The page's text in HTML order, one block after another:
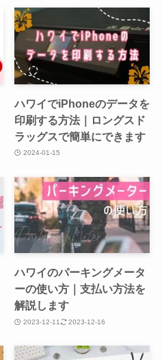
ハワイでiPhoneのデータを
印刷する方法｜ロングスド
ラッグスで簡単にできます
2024-01-15
ハワイのパーキングメータ
ーの使い方｜支払い方法を
解説します
2023-12-11 2023-12-16